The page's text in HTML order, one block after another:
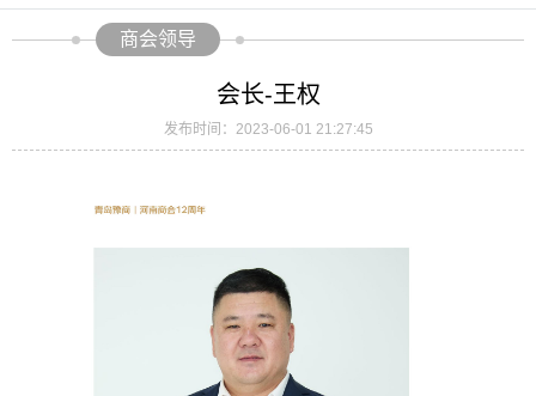
商会领导
会长-王权
发布时间：2023-06-01 21:27:45